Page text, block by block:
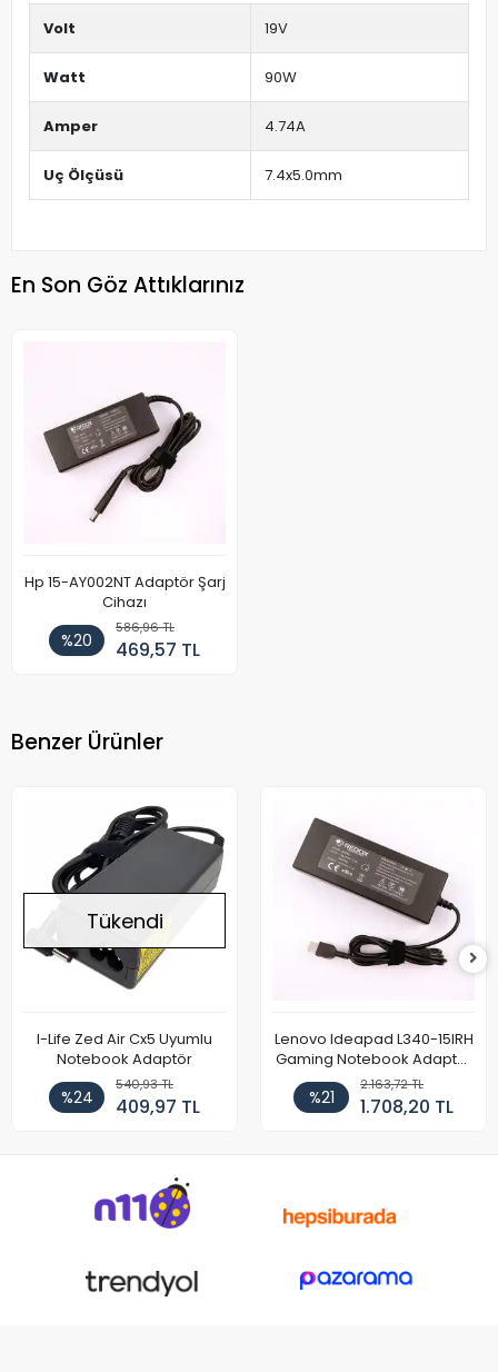
Volt 19V
Watt 90W
Amper 4.74A
Uç Ölçüsü 7.4x5.0mm
En Son Göz Attıklarınız
Hp 15-AY002NT Adaptör Şarj
Cihazı
%20
586,96 TL
469,57 TL
Benzer Ürünler
Tükendi
I-Life Zed Air Cx5 Uyumlu
Notebook Adaptör
%24
540,93 TL
409,97 TL
Lenovo Ideapad L340-15IRH
Gaming Notebook Adaptör
Cihazı Şarj Aleti (150W)
%21
2.163,72 TL
1.708,20 TL